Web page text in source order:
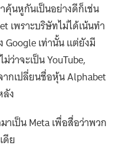
คุ้นหูกันเป็นอย่างดีก็เช่น
เพราะบริษัทไม่ได้เน้นทำ
Google เท่านั้น แต่ยังมี
ว่าจะเป็น YouTube,
กเปลี่ยนชื่อหุ้น Alphabet
ง
าเป็น Meta เพื่อสื่อว่าพวก
ดีย